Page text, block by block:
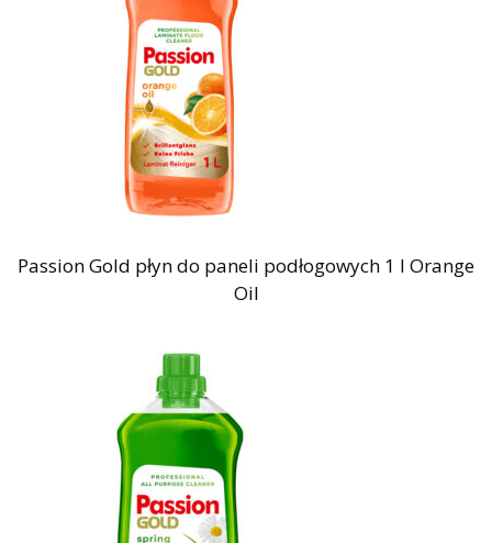
Passion Gold płyn do paneli podłogowych 1 l Orange
Oil